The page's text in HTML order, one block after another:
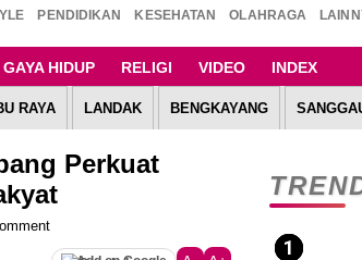
PENDIDIKAN KESEHATAN OLAHRAGA
GAYA HIDUP RELIGI VIDEO INDEX
RAYA LANDAK BENGKAYANG
Perkuat